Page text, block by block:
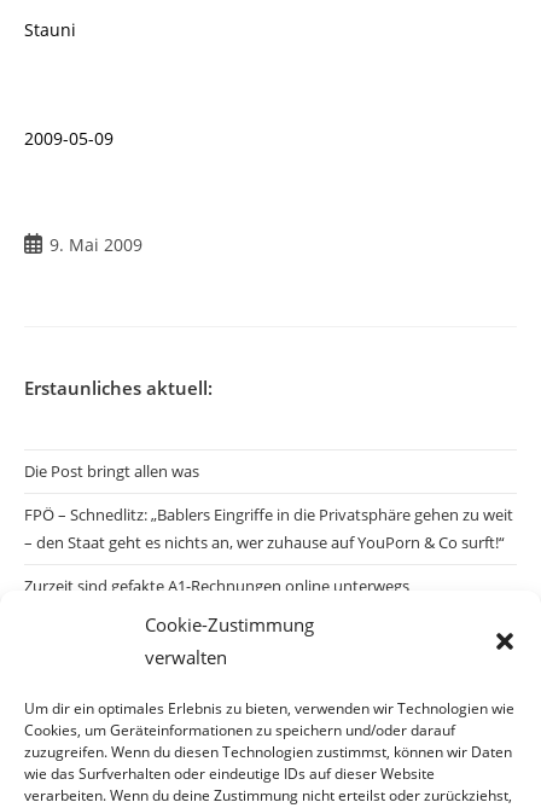
Cookie-Zustimmung
verwalten
Um dir ein optimales Erlebnis zu bieten, verwenden wir Technologien wie
Cookies, um Geräteinformationen zu speichern und/oder darauf
zuzugreifen. Wenn du diesen Technologien zustimmst, können wir Daten
wie das Surfverhalten oder eindeutige IDs auf dieser Website
verarbeiten. Wenn du deine Zustimmung nicht erteilst oder zurückziehst,
Stauni
2009-05-09
Beitrag
9. Mai 2009
Erstaunliches aktuell:
Die Post bringt allen was
FPÖ – Schnedlitz: „Bablers Eingriffe in die Privatsphäre gehen zu weit
– den Staat geht es nichts an, wer zuhause auf YouPorn & Co surft!“
Zurzeit sind gefakte A1-Rechnungen online unterwegs
Salzburgs Juden und ihre Sicherheit: „Erst nach einem Anschlag wäre
die Gefahr endlich konkret!“
Biologisches Wunder in Ceuta
Ein vermeintliches Abschiebemärchen